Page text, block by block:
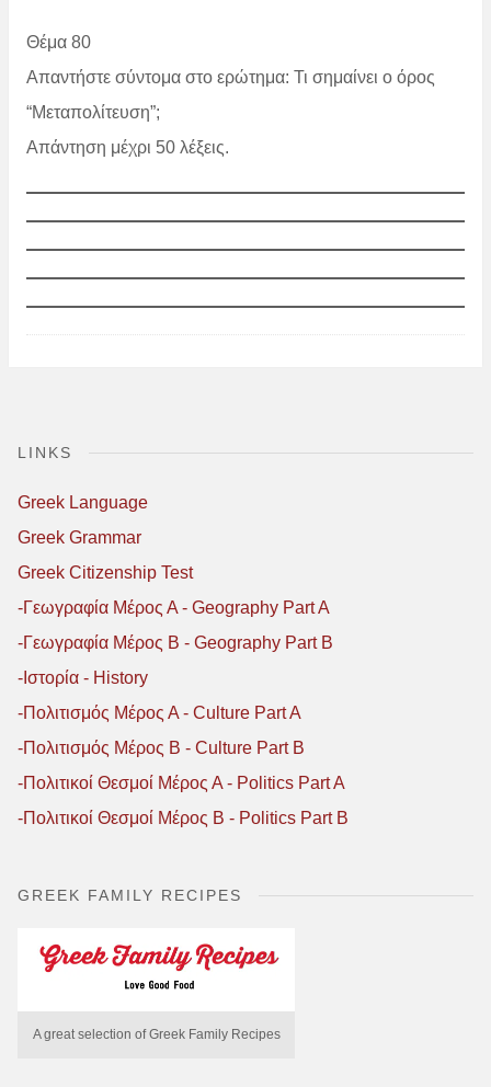
Θέμα 80
Απαντήστε σύντομα στο ερώτημα: Τι σημαίνει ο όρος
“Μεταπολίτευση”;
Απάντηση μέχρι 50 λέξεις.
LINKS
Greek Language
Greek Grammar
Greek Citizenship Test
-Γεωγραφία Μέρος Α - Geography Part A
-Γεωγραφία Μέρος B - Geography Part B
-Ιστορία - History
-Πολιτισμός Μέρος Α - Culture Part A
-Πολιτισμός Μέρος B - Culture Part B
-Πολιτικοί Θεσμοί Μέρος Α - Politics Part A
-Πολιτικοί Θεσμοί Μέρος B - Politics Part B
GREEK FAMILY RECIPES
A great selection of Greek Family Recipes